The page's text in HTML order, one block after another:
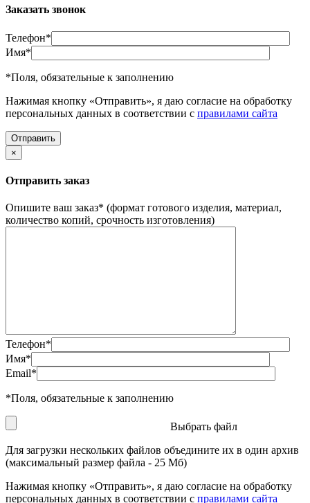
Заказать звонок
Телефон*
Имя*
*Поля, обязательные к заполнению
Нажимая кнопку «Отправить», я даю согласие на обработку
персональных данных в соответствии с правилами сайта
×
Отправить заказ
Опишите ваш заказ* (формат готового изделия, материал,
количество копий, срочность изготовления)
Телефон*
Имя*
Email*
*Поля, обязательные к заполнению
Выбрать файл
Для загрузки нескольких файлов объедините их в один архив
(максимальный размер файла - 25 Мб)
Нажимая кнопку «Отправить», я даю согласие на обработку
персональных данных в соответствии с правилами сайта